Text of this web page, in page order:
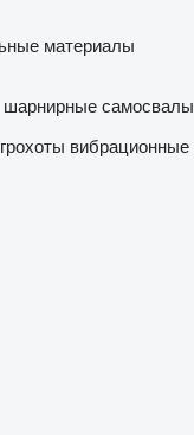
материалы
шарнирные самосвалы
грохоты вибрационные